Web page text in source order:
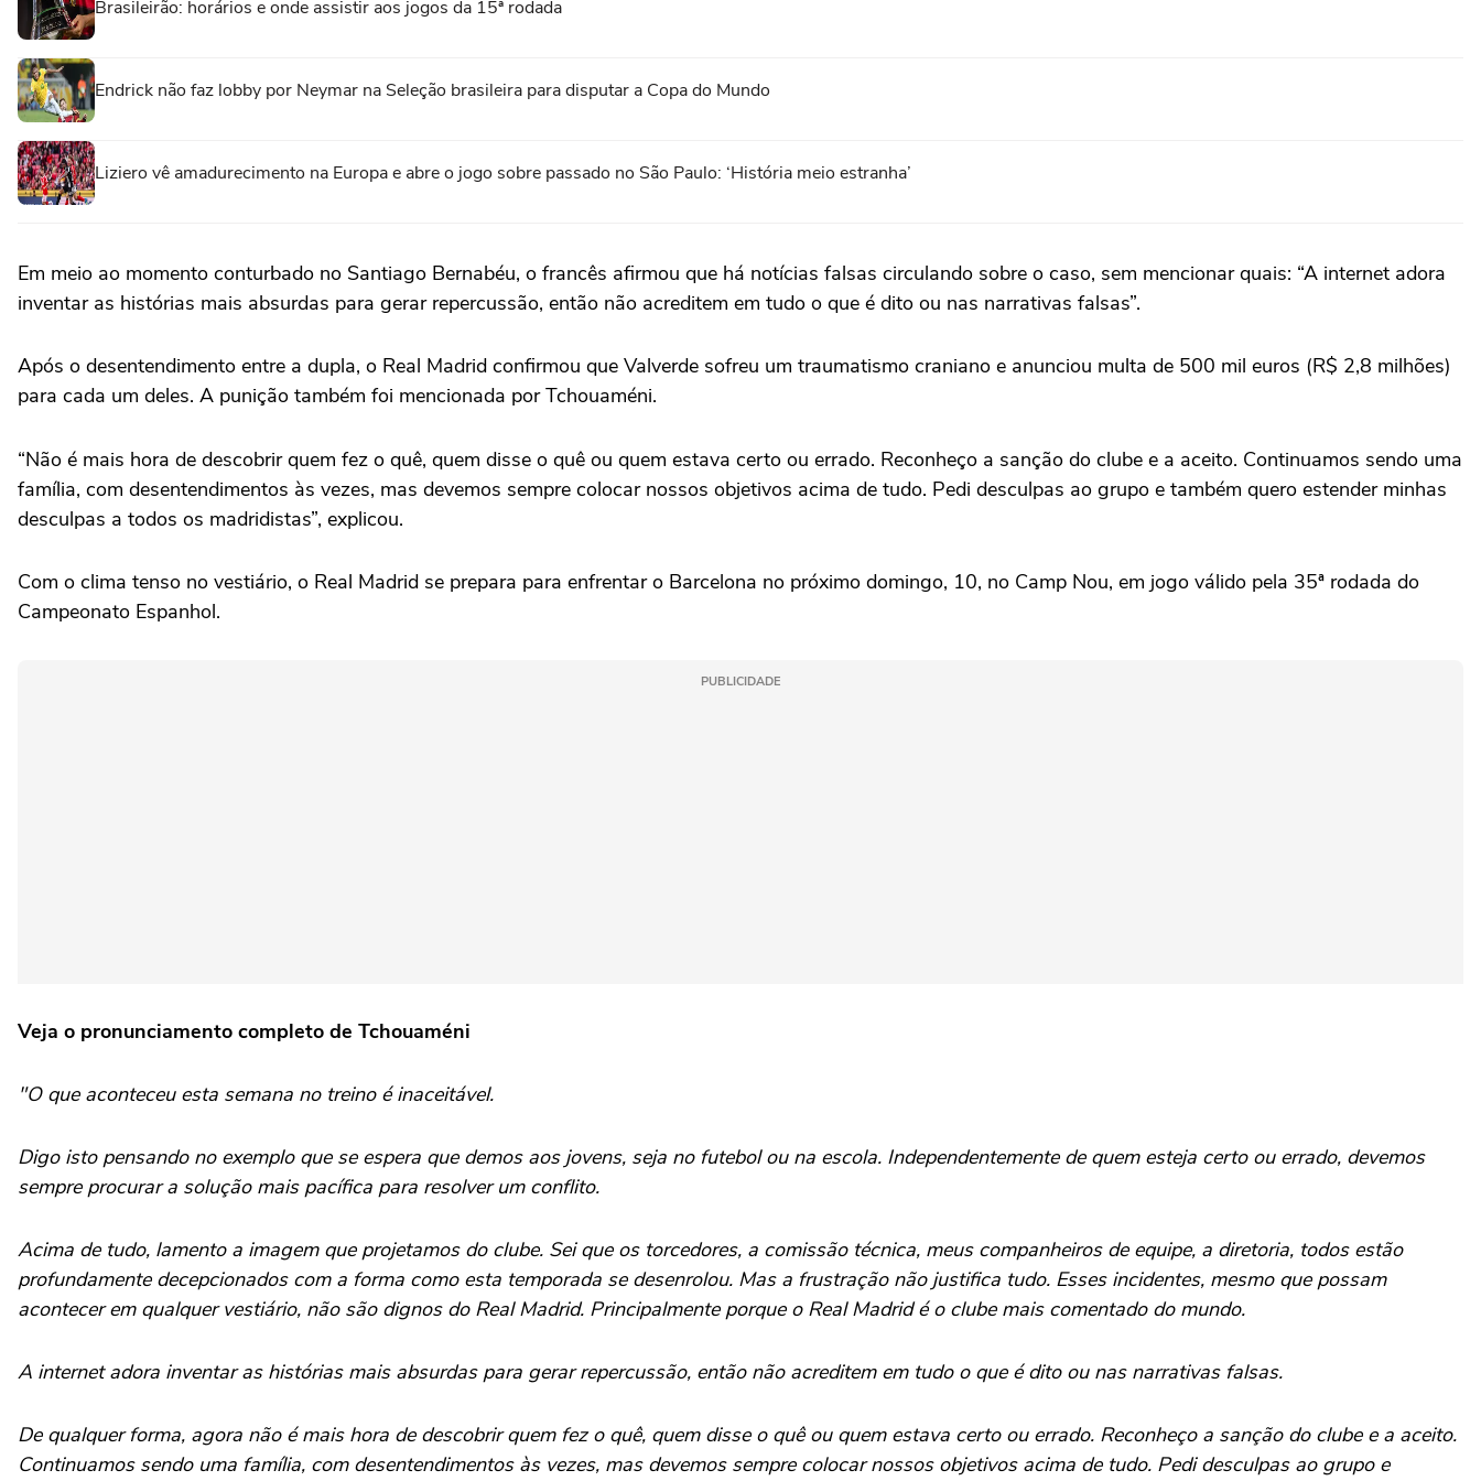
Brasileirão: horários e onde assistir aos jogos da 15ª rodada
Endrick não faz lobby por Neymar na Seleção brasileira para disputar a Copa do Mundo
Liziero vê amadurecimento na Europa e abre o jogo sobre passado no São Paulo: ‘História meio estranha’
Em meio ao momento conturbado no Santiago Bernabéu, o francês afirmou que há notícias falsas circulando sobre o caso, sem mencionar quais: “A internet adora
inventar as histórias mais absurdas para gerar repercussão, então não acreditem em tudo o que é dito ou nas narrativas falsas”.
Após o desentendimento entre a dupla, o Real Madrid confirmou que Valverde sofreu um traumatismo craniano e anunciou multa de 500 mil euros (R$ 2,8 milhões)
para cada um deles. A punição também foi mencionada por Tchouaméni.
“Não é mais hora de descobrir quem fez o quê, quem disse o quê ou quem estava certo ou errado. Reconheço a sanção do clube e a aceito. Continuamos sendo uma
família, com desentendimentos às vezes, mas devemos sempre colocar nossos objetivos acima de tudo. Pedi desculpas ao grupo e também quero estender minhas
desculpas a todos os madridistas”, explicou.
Com o clima tenso no vestiário, o Real Madrid se prepara para enfrentar o Barcelona no próximo domingo, 10, no Camp Nou, em jogo válido pela 35ª rodada do
Campeonato Espanhol.
PUBLICIDADE
Veja o pronunciamento completo de Tchouaméni
"O que aconteceu esta semana no treino é inaceitável.
Digo isto pensando no exemplo que se espera que demos aos jovens, seja no futebol ou na escola. Independentemente de quem esteja certo ou errado, devemos
sempre procurar a solução mais pacífica para resolver um conflito.
Acima de tudo, lamento a imagem que projetamos do clube. Sei que os torcedores, a comissão técnica, meus companheiros de equipe, a diretoria, todos estão
profundamente decepcionados com a forma como esta temporada se desenrolou. Mas a frustração não justifica tudo. Esses incidentes, mesmo que possam
acontecer em qualquer vestiário, não são dignos do Real Madrid. Principalmente porque o Real Madrid é o clube mais comentado do mundo.
A internet adora inventar as histórias mais absurdas para gerar repercussão, então não acreditem em tudo o que é dito ou nas narrativas falsas.
De qualquer forma, agora não é mais hora de descobrir quem fez o quê, quem disse o quê ou quem estava certo ou errado. Reconheço a sanção do clube e a aceito.
Continuamos sendo uma família, com desentendimentos às vezes, mas devemos sempre colocar nossos objetivos acima de tudo. Pedi desculpas ao grupo e